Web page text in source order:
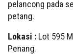
pelancong pada
petang.
Lokasi : Lot 595
Penang.